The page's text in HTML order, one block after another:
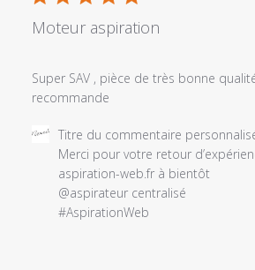
Moteur aspiration
Super SAV , pièce de très bonne
recommande
Commentaires
propriétaire
magasin
Titre du commentaire
Merci pour votre retour
aspiration-web.fr à bientôt
@aspirateur centralisé
#AspirationWeb